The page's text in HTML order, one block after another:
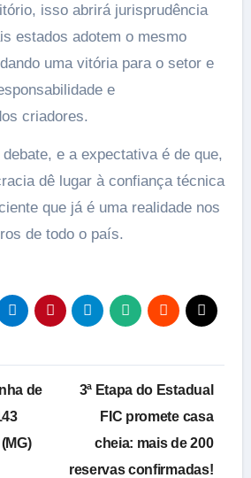
isso abrirá jurisprudência
estados adotem o mesmo
uma vitória para o setor e
e
criadores.
e a expectativa é de que,
dê lugar à confiança técnica
que já é uma realidade nos
de todo o país.
de
3ª Etapa do Estadual
FIC promete casa
cheia: mais de 200
reservas confirmadas!